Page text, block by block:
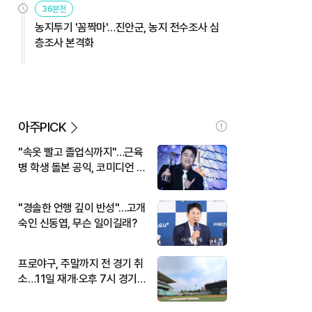
36분전
농지투기 '꼼짝마'…진안군, 농지 전수조사 심
층조사 본격화
아주PICK
"속옷 빨고 졸업식까지"…근육
병 학생 돌본 공익, 코미디언 김
"경솔한 언행 깊이 반성"…고개
숙인 신동엽, 무슨 일이길래?
프로야구, 주말까지 전 경기 취
소…11일 재개·오후 7시 경기